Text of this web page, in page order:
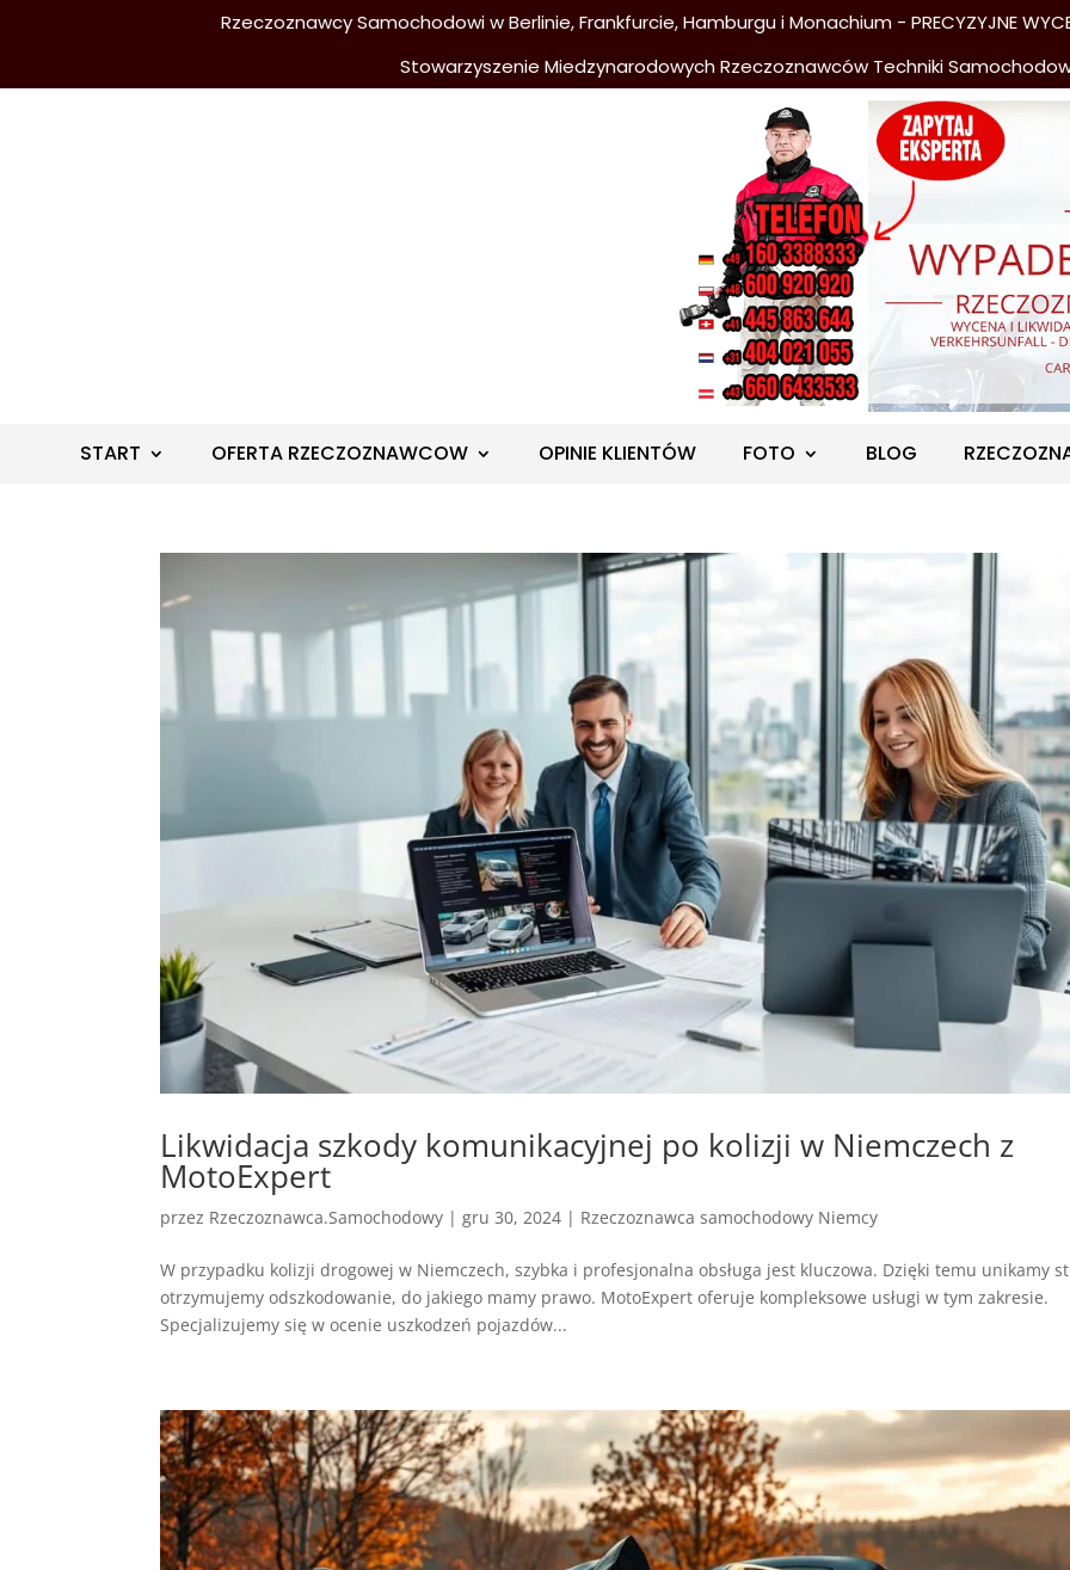
Rzeczoznawcy Samochodowi w Berlinie, Frankfurcie, Hamburgu i Monachium - PRECYZYJNE
Stowarzyszenie Miedzynarodowych Rzeczoznawców Techniki
START OFERTA RZECZOZNAWCOW OPINIE KLIENTÓW FOTO BLOG
Likwidacja szkody komunikacyjnej po kolizji w Niemczech z
MotoExpert
przez Rzeczoznawca.Samochodowy |gru 30, 2024 | Rzeczoznawca samochodowy Niemcy
W przypadku kolizji drogowej w Niemczech, szybka i profesjonalna obsługa jest kluczowa. Dzięki temu unikamy
otrzymujemy odszkodowanie, do jakiego mamy prawo. MotoExpert oferuje kompleksowe usługi w tym zakresie.
Specjalizujemy się w ocenie uszkodzeń pojazdów...